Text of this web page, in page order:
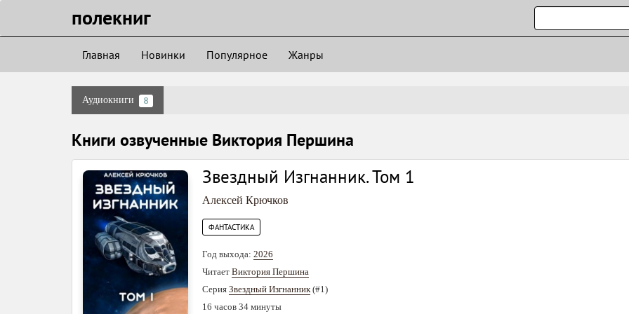
полекниг
Главная Новинки Популярное Жанры
Аудиокниги 8
Книги озвученные Виктория Першина
Звездный Изгнанник. Том 1
Алексей Крючков
ФАНТАСТИКА
Год выхода: 2026
Читает Виктория Першина
Серия Звездный Изгнанник(#1)
16 часов 34 минуты